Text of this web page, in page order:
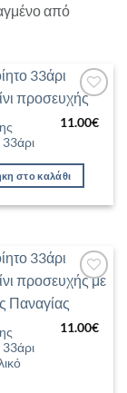
από
Προσθήκη
στη Λίστα
11.00€
στο καλάθι
Προσθήκη
στη Λίστα
11.00€